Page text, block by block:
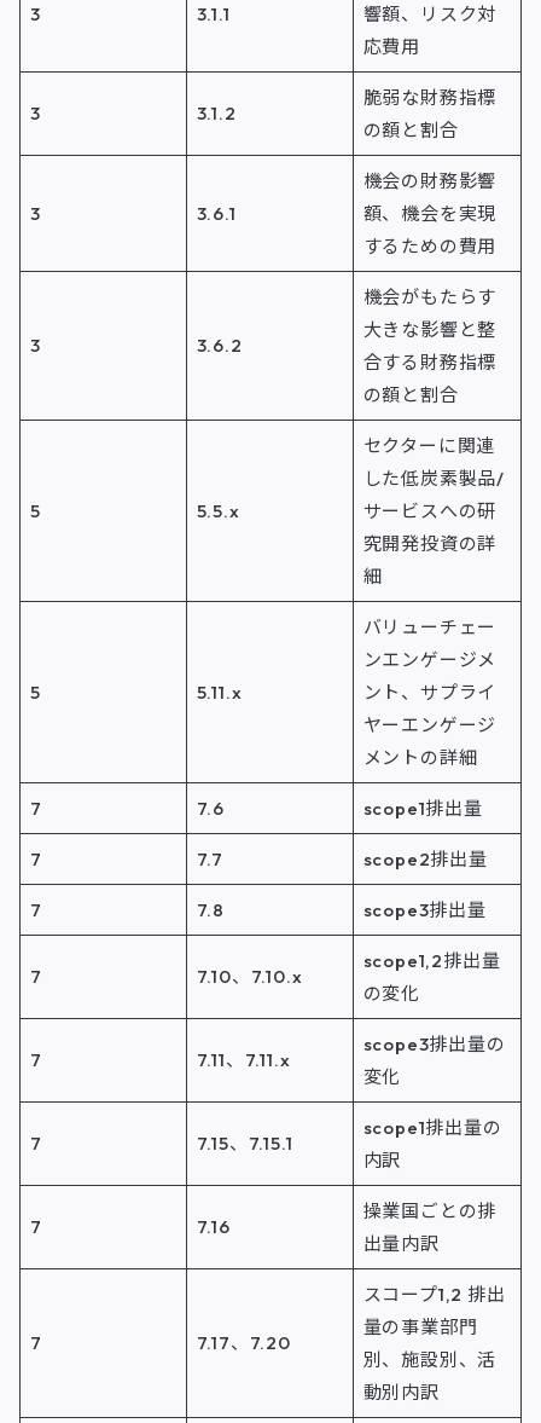
3 3.1.1
響額、リスク対
応費用
3 3.1.2
脆弱な財務指標
の額と割合
3 3.6.1
機会の財務影響
額、機会を実現
するための費用
3 3.6.2
機会がもたらす
大きな影響と整
合する財務指標
の額と割合
5 5.5.x
セクターに関連
した低炭素製品/
サービスへの研
究開発投資の詳
細
5 5.11.x
バリューチェー
ンエンゲージメ
ント、サプライ
ヤーエンゲージ
メントの詳細
7 7.6 scope1排出量
7 7.7 scope2排出量
7 7.8 scope3排出量
7 7.10、7.10.x
scope1,2排出量
の変化
7 7.11、7.11.x
scope3排出量の
変化
7 7.15、7.15.1
scope1排出量の
内訳
7 7.16
操業国ごとの排
出量内訳
7 7.17、7.20
スコープ1,2 排出
量の事業部門
別、施設別、活
動別内訳